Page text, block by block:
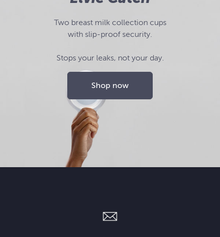
Two breast milk collection cups
with slip-proof security.
Stops your leaks, not your day.
Shop now